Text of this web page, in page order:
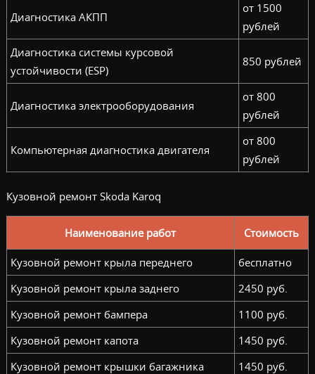
Диагностика АКПП
от 1500
рублей
Диагностика системы курсовой
устойчивости (ESP)
850 рублей
Диагностика электрооборудования
от 800
рублей
Компьютерная диагностика двигателя
от 800
рублей
Кузовной ремонт Skoda Karoq
Наименование работ Стоимость
Кузовной ремонт крыла переднего
бесплатно
Кузовной ремонт крыла заднего
2450 руб.
Кузовной ремонт бампера
1100 руб.
Кузовной ремонт капота
1450 руб.
Кузовной ремонт крышки багажника
1450 руб.